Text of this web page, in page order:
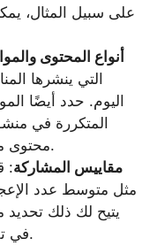
على سبيل المثال،
أنواع المحتوى
التي ينشرها
اليوم. حدد أيضًا
المتكررة في
محتوى موسمي أو قائم على الأحداث.
مقاييس المشاركة:
مثل متوسط عدد
يتيح لك ذلك تحديد
في تقويمات المحتوى الخاصة بهم.